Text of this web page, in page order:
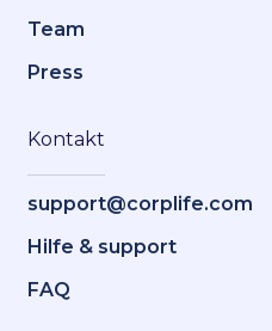
Team
Press
Kontakt
support@corplife.com
Hilfe & support
FAQ